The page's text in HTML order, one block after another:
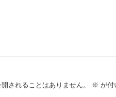
されることはありません。 ※ が付